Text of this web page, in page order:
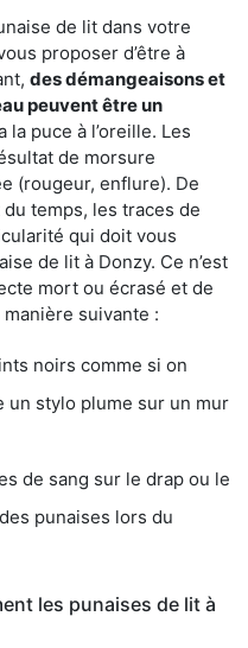
de lit dans votre
proposer d’être à
des démangeaisons et
peuvent être un
la puce à l’oreille. Les
de morsure
(rougeur, enflure). De
temps, les traces de
qui doit vous
de lit à Donzy. Ce n’est
mort ou écrasé et de
suivante :
noirs comme si on
un stylo plume sur un mur
de sang sur le drap ou le
punaises lors du
les punaises de lit à